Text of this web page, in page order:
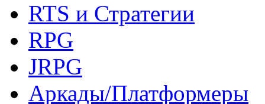
RTS и Стратегии
RPG
JRPG
Аркады/Платформеры